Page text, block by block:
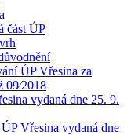
část ÚP
ÚP Vřesina za
09⁄2018
vydaná dne 25. 9.
Vřesina vydaná dne